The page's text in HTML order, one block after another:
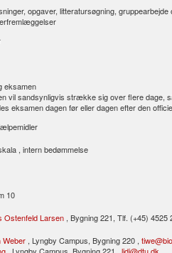
opgaver, litteratursøgning, gruppearbejde
eksamen
vil sandsynligvis strække sig over flere dage,
eksamen dagen før eller dagen efter den
, intern bedømmelse
10
Ostenfeld Larsen , Bygning 221, Tlf. (+45) 4525
Weber , Lyngby Campus, Bygning 220 ,